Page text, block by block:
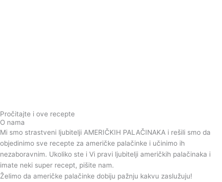
Pročitajte i ove recepte
O nama
Mi smo strastveni ljubitelji AMERIČKIH PALAČINAKA i rešili smo da
objedinimo sve recepte za američke palačinke i učinimo ih
nezaboravnim. Ukoliko ste i Vi pravi ljubitelji američkih palačinaka i
imate neki super recept, pišite nam.
Želimo da američke palačinke dobiju pažnju kakvu zaslužuju!